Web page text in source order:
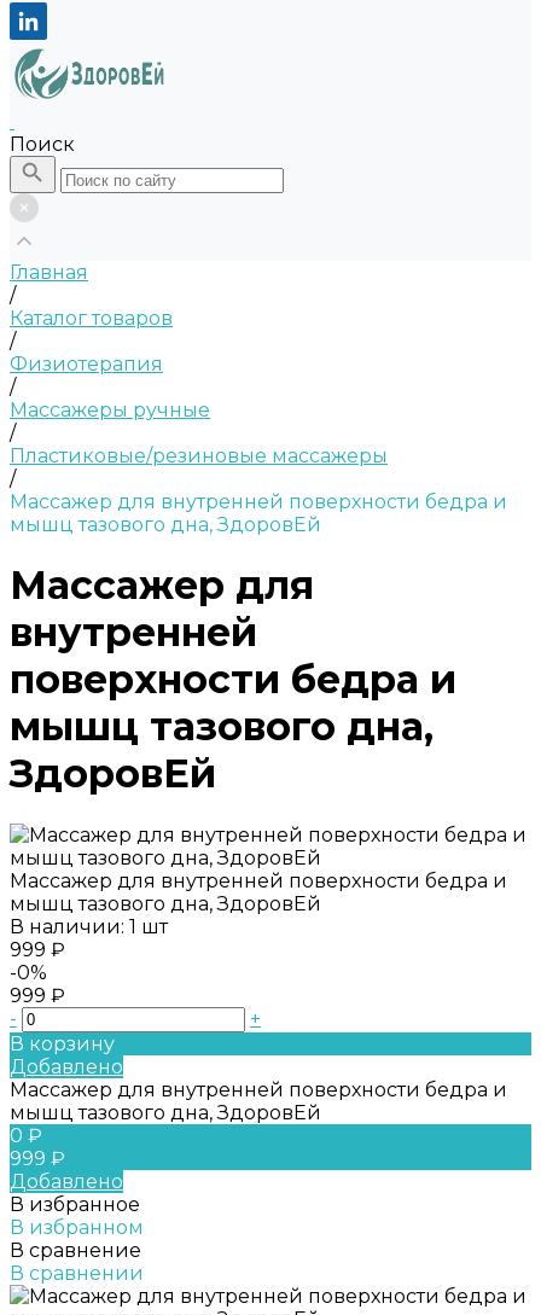
Поиск
Главная
/
Каталог товаров
/
Физиотерапия
/
Массажеры ручные
/
Пластиковые/резиновые массажеры
/
Массажер для внутренней поверхности бедра и
мышц тазового дна, ЗдоровЕй
Массажер для
внутренней
поверхности бедра и
мышц тазового дна,
ЗдоровЕй
Массажер для внутренней поверхности бедра и
мышц тазового дна, ЗдоровЕй
В наличии: 1 шт
999 ₽
-0%
999 ₽
-
+
В корзину
Добавлено
Массажер для внутренней поверхности бедра и
мышц тазового дна, ЗдоровЕй
0 ₽
999 ₽
Добавлено
В избранное
В избранном
В сравнение
В сравнении